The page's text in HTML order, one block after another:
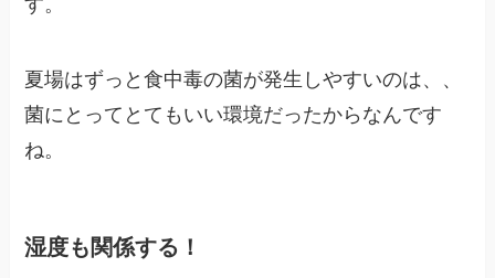
夏場はずっと食中毒の菌が発生しやすいのは、、
菌にとってとてもいい環境だったからなんです
ね。
湿度も関係する！